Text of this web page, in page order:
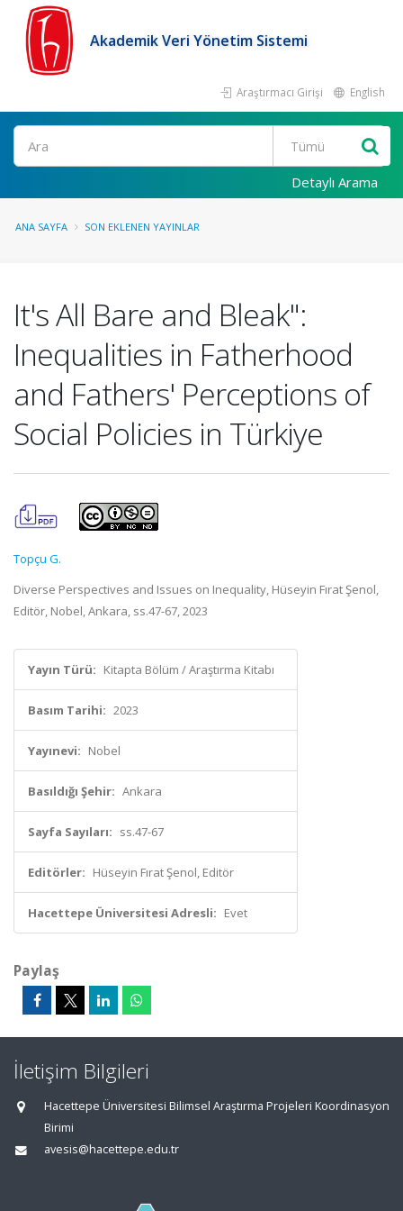
Akademik Veri Yönetim Sistemi
Araştırmacı Girişi English
Ara
Detaylı Arama
ANA SAYFA SON EKLENEN YAYINLAR
It's All Bare and Bleak":
Inequalities in Fatherhood
and Fathers' Perceptions of
Social Policies in Türkiye
Topçu G.
Diverse Perspectives and Issues on Inequality, Hüseyin Fırat Şenol,
Editör, Nobel, Ankara, ss.47-67, 2023
Yayın Türü: Kitapta Bölüm / Araştırma Kitabı
Basım Tarihi: 2023
Yayınevi: Nobel
Basıldığı Şehir: Ankara
Sayfa Sayıları: ss.47-67
Editörler: Hüseyin Fırat Şenol, Editör
Hacettepe Üniversitesi Adresli: Evet
Paylaş
İletişim Bilgileri
Hacettepe Üniversitesi Bilimsel Araştırma Projeleri Koordinasyon
Birimi
avesis@hacettepe.edu.tr